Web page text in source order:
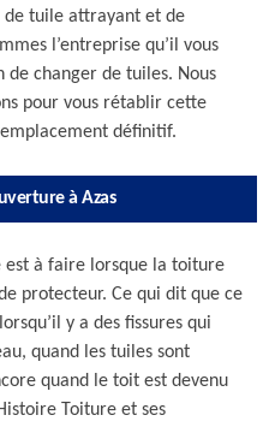
tuile attrayant et de
l’entreprise qu’il vous
changer de tuiles. Nous
pour vous rétablir cette
définitif.
à Azas
est à faire lorsque la toiture
protecteur. Ce qui dit que ce
y a des fissures qui
quand les tuiles sont
quand le toit est devenu
Toiture et ses